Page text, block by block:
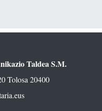
Taldea S.M.
Tolosa 20400